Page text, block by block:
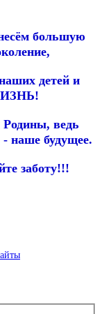
большую
детей и
Родины, ведь
- наше будущее.
заботу!!!